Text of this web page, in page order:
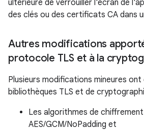
ultérieure de verrouiller l'écran de
des clés ou des certificats CA dans
Autres modifications
protocole TLS et à la
Plusieurs modifications mineures
bibliothèques TLS et de
Les algorithmes de chiffrement
AES/GCM/NoPadding et